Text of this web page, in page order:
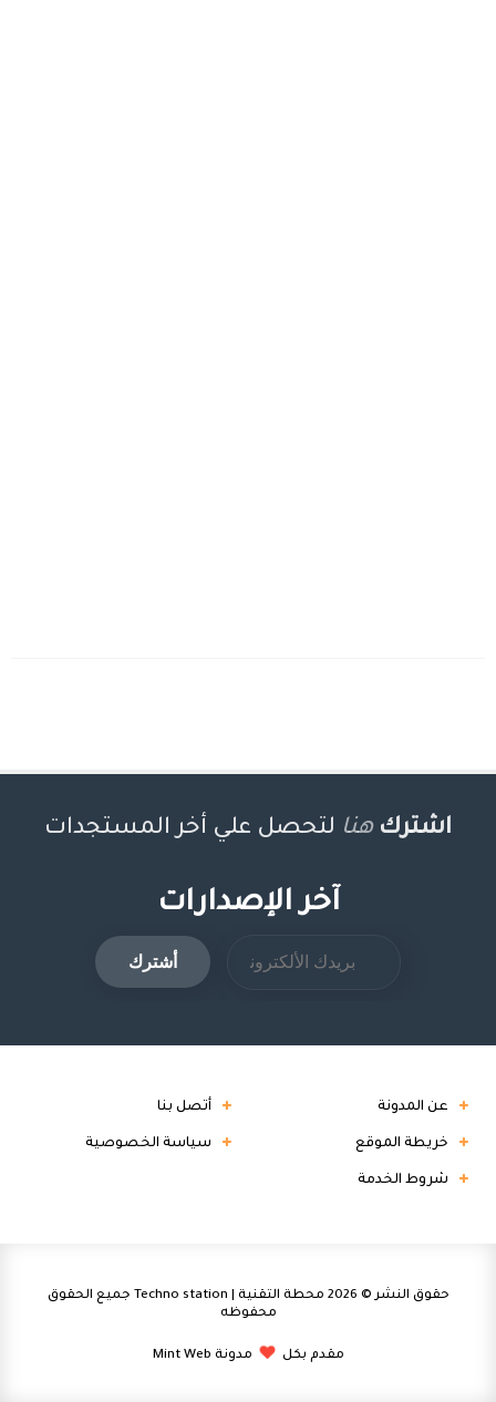
اشترك هنا لتحصل علي أخر المستجدات
آخر الإصدارات
عن المدونة أتصل بنا
خريطة الموقع سياسة الخصوصية
شروط الخدمة
حقوق النشر © 2026 محطة التقنية | Techno station
جميع الحقوق
محفوظه
مقدم بكل مدونة Mint Web